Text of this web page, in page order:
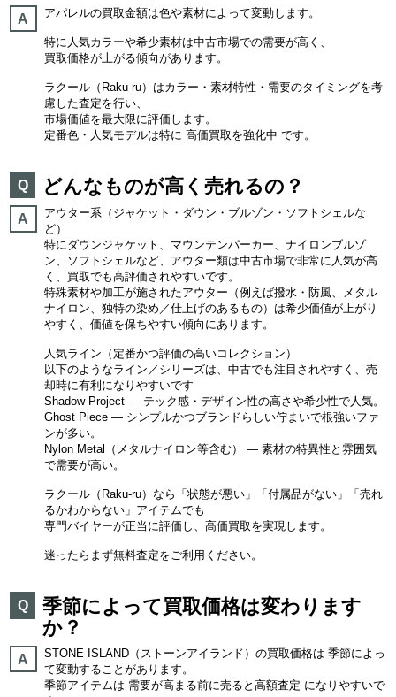
A アパレルの買取金額は色や素材によって変動します。
特に人気カラーや希少素材は中古市場での需要が高く、
買取価格が上がる傾向があります。
ラクール（Raku-ru）はカラー・素材特性・需要のタイミングを考
慮した査定を行い、
市場価値を最大限に評価します。
定番色・人気モデルは特に 高価買取を強化中 です。
Q どんなものが高く売れるの？
A
アウター系（ジャケット・ダウン・ブルゾン・ソフトシェルな
ど）
特にダウンジャケット、マウンテンパーカー、ナイロンブルゾ
ン、ソフトシェルなど、アウター類は中古市場で非常に人気が高
く、買取でも高評価されやすいです。
特殊素材や加工が施されたアウター（例えば撥水・防風、メタル
ナイロン、独特の染め／仕上げのあるもの）は希少価値が上がり
やすく、価値を保ちやすい傾向にあります。
人気ライン（定番かつ評価の高いコレクション）
以下のようなライン／シリーズは、中古でも注目されやすく、売
却時に有利になりやすいです
Shadow Project — テック感・デザイン性の高さや希少性で人気。
Ghost Piece — シンプルかつブランドらしい佇まいで根強いファ
ンが多い。
Nylon Metal（メタルナイロン等含む） — 素材の特異性と雰囲気
で需要が高い。
ラクール（Raku-ru）なら「状態が悪い」「付属品がない」「売れ
るかわからない」アイテムでも
専門バイヤーが正当に評価し、高価買取を実現します。
迷ったらまず無料査定をご利用ください。
Q
季節によって買取価格は変わります
か？
A
STONE ISLAND（ストーンアイランド）の買取価格は 季節によっ
て変動することがあります。
季節アイテムは 需要が高まる前に売ると高額査定 になりやすいで